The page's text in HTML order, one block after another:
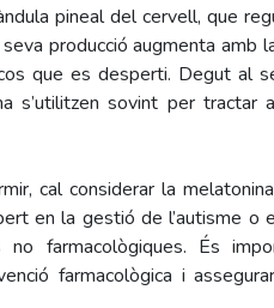
pineal del cervell, que
producció augmenta amb
que es desperti. Degut al
s’utilitzen sovint per tractar
cal considerar la
en la gestió de l’autisme o
farmacològiques. És
farmacològica i